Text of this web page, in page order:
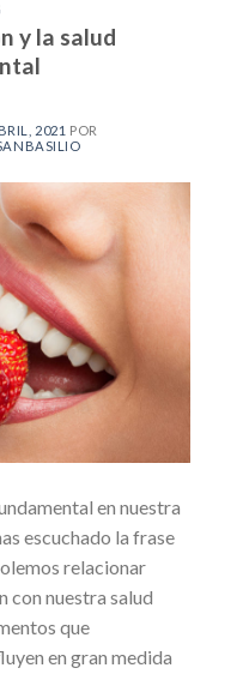
y la salud
2021 POR
en nuestra
escuchado la frase
relacionar
con nuestra salud
que
en gran medida